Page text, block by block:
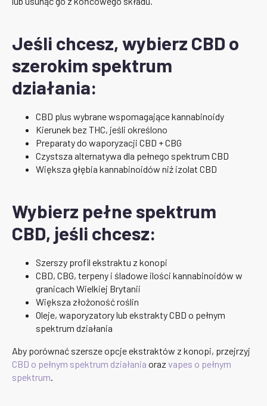
Jeśli chcesz, wybierz CBD o
szerokim spektrum
działania:
CBD plus wybrane wspomagające kannabinoidy
Kierunek bez THC, jeśli określono
Preparaty do waporyzacji CBD + CBG
Czystsza alternatywa dla pełnego spektrum CBD
Większa głębia kannabinoidów niż izolat CBD
Wybierz pełne spektrum
CBD, jeśli chcesz:
Szerszy profil ekstraktu z konopi
CBD, CBG, terpeny i śladowe ilości kannabinoidów w
granicach Wielkiej Brytanii
Większa złożoność roślin
Oleje, waporyzatory lub ekstrakty CBD o pełnym
spektrum działania
Aby porównać szersze opcje ekstraktów z konopi, przejrzyj
CBD o pełnym spektrum działania oraz vapes o pełnym
spektrum.